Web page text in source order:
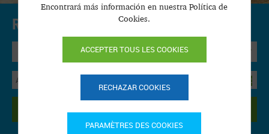
Réservation en ligne.
Encontrará más información en nuestra Política de
Cookies.
ACCEPTER TOUS LES COOKIES
RECHAZAR COOKIES
PARAMÈTRES DES COOKIES